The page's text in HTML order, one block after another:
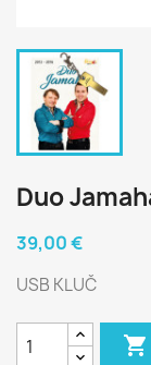
Duo
39,00 €
USB KLUČ
